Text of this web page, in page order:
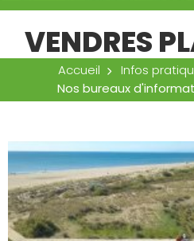
VENDRES
Accueil
Infos
Nos bureaux